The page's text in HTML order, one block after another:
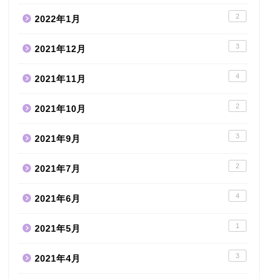
2022年1月 2
2021年12月 3
2021年11月 4
2021年10月 2
2021年9月 3
2021年7月 2
2021年6月 4
2021年5月 1
2021年4月 3